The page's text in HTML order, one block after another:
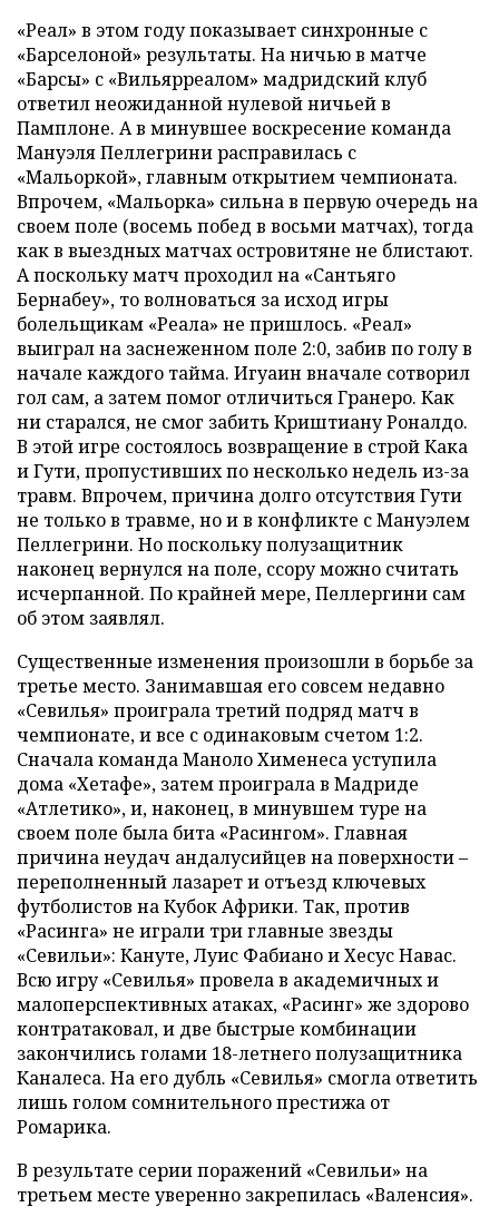
«Реал» в этом году показывает синхронные с
«Барселоной» результаты. На ничью в матче
«Барсы» с «Вильярреалом» мадридский клуб
ответил неожиданной нулевой ничьей в
Памплоне. А в минувшее воскресение команда
Мануэля Пеллегрини расправилась с
«Мальоркой», главным открытием чемпионата.
Впрочем, «Мальорка» сильна в первую очередь на
своем поле (восемь побед в восьми матчах), тогда
как в выездных матчах островитяне не блистают.
А поскольку матч проходил на «Сантьяго
Бернабеу», то волноваться за исход игры
болельщикам «Реала» не пришлось. «Реал»
выиграл на заснеженном поле 2:0, забив по голу в
начале каждого тайма. Игуаин вначале сотворил
гол сам, а затем помог отличиться Гранеро. Как
ни старался, не смог забить Криштиану Роналдо.
В этой игре состоялось возвращение в строй Кака
и Гути, пропустивших по несколько недель из-за
травм. Впрочем, причина долго отсутствия Гути
не только в травме, но и в конфликте с Мануэлем
Пеллегрини. Но поскольку полузащитник
наконец вернулся на поле, ссору можно считать
исчерпанной. По крайней мере, Пеллергини сам
об этом заявлял.
Существенные изменения произошли в борьбе за
третье место. Занимавшая его совсем недавно
«Севилья» проиграла третий подряд матч в
чемпионате, и все с одинаковым счетом 1:2.
Сначала команда Маноло Хименеса уступила
дома «Хетафе», затем проиграла в Мадриде
«Атлетико», и, наконец, в минувшем туре на
своем поле была бита «Расингом». Главная
причина неудач андалусийцев на поверхности –
переполненный лазарет и отъезд ключевых
футболистов на Кубок Африки. Так, против
«Расинга» не играли три главные звезды
«Севильи»: Кануте, Луис Фабиано и Хесус Навас.
Всю игру «Севилья» провела в академичных и
малоперспективных атаках, «Расинг» же здорово
контратаковал, и две быстрые комбинации
закончились голами 18-летнего полузащитника
Каналеса. На его дубль «Севилья» смогла ответить
лишь голом сомнительного престижа от
Ромарика.
В результате серии поражений «Севильи» на
третьем месте уверенно закрепилась «Валенсия».